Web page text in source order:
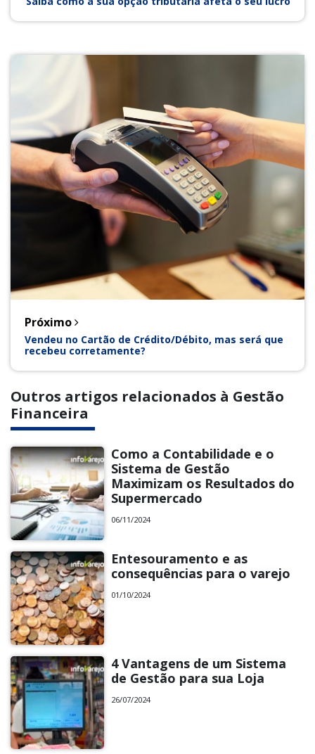
Próximo
Vendeu no Cartão de Crédito/Débito, mas será que
recebeu corretamente?
Outros artigos relacionados à Gestão
Financeira
Como a Contabilidade e o
Sistema de Gestão
Maximizam os Resultados do
Supermercado
06/11/2024
Entesouramento e as
consequências para o varejo
01/10/2024
4 Vantagens de um Sistema
de Gestão para sua Loja
26/07/2024